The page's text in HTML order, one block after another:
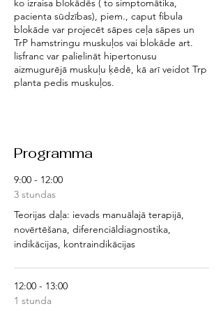
ko izraisa blokādēs ( to simptomātika,
pacienta sūdzības), piem., caput fibula
blokāde var projecēt sāpes ceļa sāpes un
TrP hamstringu muskuļos vai blokāde art.
lisfranc var palielināt hipertonusu
aizmugurējā muskuļu ķēdē, kā arī veidot Trp
planta pedis muskuļos.
Programma
9:00 - 12:00
3 stundas
Teorijas daļa: ievads manuālajā terapijā,
novērtēšana, diferenciāldiagnostika,
indikācijas, kontraindikācijas
12:00 - 13:00
1 stunda